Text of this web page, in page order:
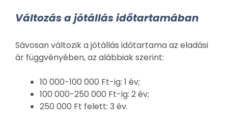
Változás a jótállás időtartamában
Sávosan változik a jótállás időtartama az eladási
ár függvényében, az alábbiak szerint:
10 000-100 000 Ft-ig: 1 év;
100 000-250 000 Ft-ig: 2 év;
250 000 Ft felett: 3 év.